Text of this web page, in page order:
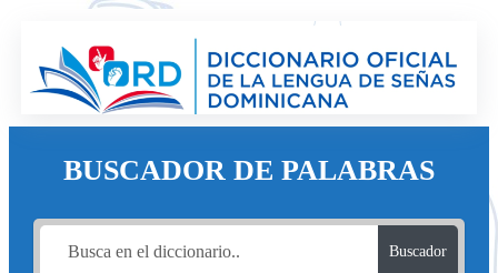
BUSCADOR DE PALABRAS
Buscador